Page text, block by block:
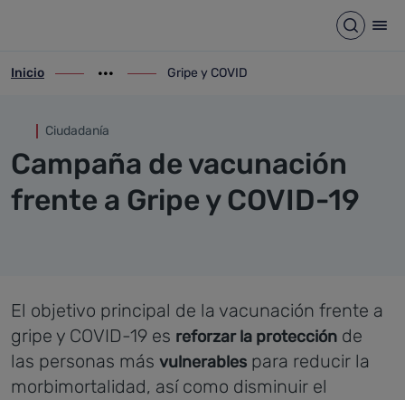
Abrir
ir-a inicio
Inicio
Mostrar opciones del camino de migas
ir-a Gripe y COVID
Gripe y COVID
Ciudadanía
Campaña de vacunación
frente a Gripe y COVID-19
El objetivo principal de la vacunación frente a
gripe y COVID-19 es reforzar la protección de
las personas más vulnerables para reducir la
morbimortalidad, así como disminuir el